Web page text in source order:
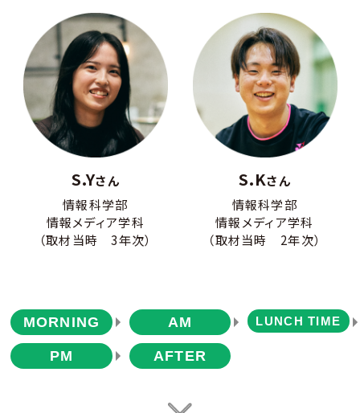
S.Yさん
情報科学部
情報メディア学科
（取材当時 3年次）
S.Kさん
情報科学部
情報メディア学科
（取材当時 2年次）
MORNING AM LUNCH TIME
PM AFTER